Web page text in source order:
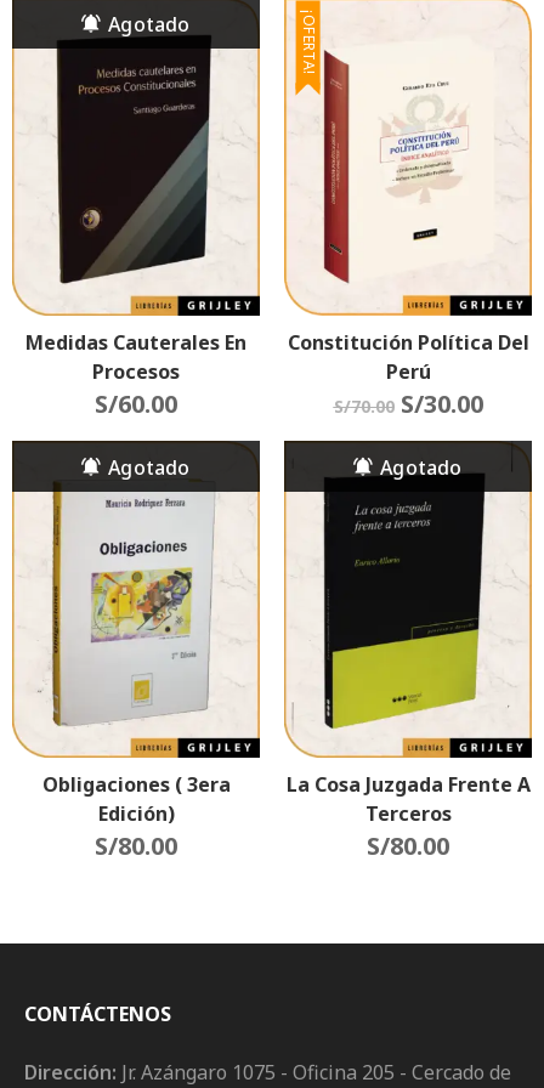
Medidas Cauterales En
Procesos
Constitucionales
S/60.00
¡OFERTA!
Constitución Política Del
Perú
S/70.00 S/30.00
Obligaciones ( 3era
Edición)
S/80.00
La Cosa Juzgada Frente A
Terceros
S/80.00
CONTÁCTENOS
Dirección: Jr. Azángaro 1075 - Oficina 205 - Cercado de